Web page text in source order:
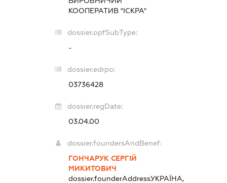
КООПЕРАТИВ "ІСКРА"
dossier.opfSubType:
-
dossier.edrpo:
03736428
dossier.regDate:
03.04.00
dossier.foundersAndBenef:
ГОНЧАРУК СЕРГІЙ
МИКИТОВИЧ
dossier.founderAddressУКРАЇНА,